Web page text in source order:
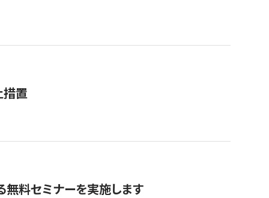
措置
無料セミナーを実施します